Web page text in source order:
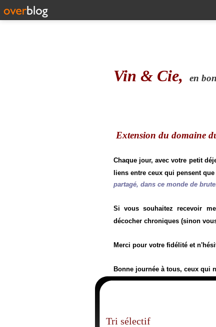
Vin & Cie, en
Extension du domaine
Chaque jour, avec votre petit
liens entre ceux qui pensent
partagé, dans ce monde de
Si vous souhaitez recevoir
décocher chroniques (sinon
Merci pour votre fidélité et
Bonne journée à tous, ceux qui
Tri sélectif